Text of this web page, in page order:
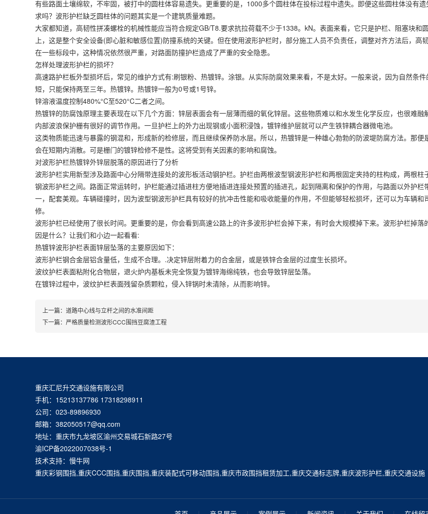
有些路面土壤绵软，不牢固，被打中的圆柱体容易遗失。更重要的是，1000多个圆柱体在投标过程中遗失。即便这些圆柱体没有
求吗？波形护栏缺乏圆柱体的问题其实是一个建筑质量难题。
大家都知道，高韧性拼凑螺栓的机械性能应当符合规定GB/T8.要求抗拉荷载不少于1338。kN。表面来看，它只是护栏、阻塞块和
上，这是整个安全设备(即心脏和敏感位置)防撞系统的关键。但在使用波形护栏时，部分施工人员不负责任，调整对齐方法后，高
在一些标段中，这种情况依然很严重，对路面防撞护栏造成了严重的安全隐患。
怎样处理波形护栏的损坏？
高速路护栏板外型损坏后，常见的维护方式有:刷银粉、热镀锌。涂银。从实际防腐效果来看，不是太好。一般来说，因为自然条
短，只能保持两至三年。热镀锌。热镀锌一般为0号或1号锌。
锌溶液温度控制480%°C至520°C二者之间。
热镀锌的防腐蚀原理主要表现在以下几个方面：锌层表面会有一层薄而细的氧化锌层。这些物质难以和水发生化学反应，也很难融
内部波浪保护栅有很好的调节作用。一旦护栏上的外力出现钢或小面积浸蚀，镀锌维护层就可以产生铁锌耦合器微电池。
这类物质能迅速与暴露的钢混和，形成新的检修层，而且继续保养防水层。所以，热镀锌是一种雄心勃勃的防波堤防腐方法。那便
会在短期内消散。可是栅门的镀锌检修不是性。这将受到有关因素的影响和腐蚀。
对波形护栏热镀锌外锌层脱落的原因进行了分析
波形护栏实用新型涉及路面中心分隔带连接处的波形板活动钢护栏。护栏由两根波型钢波形护栏和两根固定夹持的柱构成，两根柱
钢波形护栏之间。路面正常运转时，护栏能通过插进柱方便地插进连接处预置的插进孔，起到隔离和保护的作用，与路面以外护栏
一，配套美观。车辆碰撞时，因为波型钢波形护栏具有较好的抗冲击性能和吸收能量的作用，不但能够轻松损坏，还可以为车辆和
修。
波形护栏已经使用了很长时间。更重要的是，你会看到高速公路上的许多波形护栏会掉下来，有时会大规模掉下来。波形护栏掉落
因是什么？让我们和小边一起看看:
热镀锌波形护栏表面锌层坠落的主要原因如下：
波形护栏钢合金层铝含量低，生成不合理。.决定锌层附着力的合金层，或是铁锌合金层的过度生长损坏。
波纹护栏表面粘附化合物层，退火炉内基板未完全恢复为镀锌海绵纯铁，也会导致锌层坠落。
在镀锌过程中，波纹护栏表面残留杂质颗粒，侵入锌锅时未清除，从而影响锌。
上一篇： 道路中心线与立杆之间的水准间距
下一篇： 严格质量检测波形CCC围挡豆腐渣工程
重庆汇尼升交通设施有限公司
手机：15213137786 17318298911
公司：023-89896930
邮箱：382050517@qq.com
地址：重庆市九龙坡区渝州交易城石新路27号
渝ICP备2022007038号-1
技术支持：慢牛网
重庆彩钢围挡,重庆CCC围挡,重庆围挡,重庆装配式可移动围挡,重庆市政围挡租赁加工,重庆交通标志牌,重庆波形护栏,重庆交通设施